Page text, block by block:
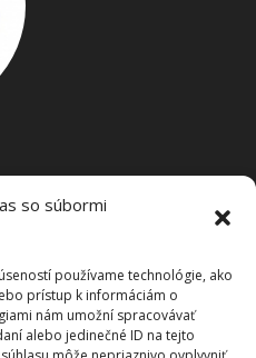
so súbormi
používame technológie, ako
prístup k informáciám o
nám umožní spracovávať
alebo jedinečné ID na tejto